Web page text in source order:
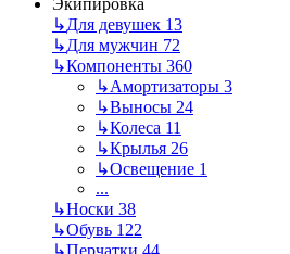
↳Для девушек 13
↳Для мужчин 72
↳Компоненты 360
↳Амортизаторы 3
↳Выносы 24
↳Колеса 11
↳Крылья 26
↳Освещение 1
...
↳Носки 38
↳Обувь 122
↳Перчатки 44